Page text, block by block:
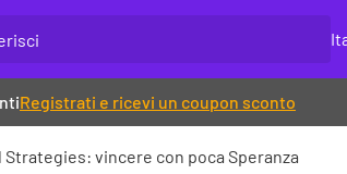
Registrati e ricevi un coupon sconto
vincere con poca Speranza